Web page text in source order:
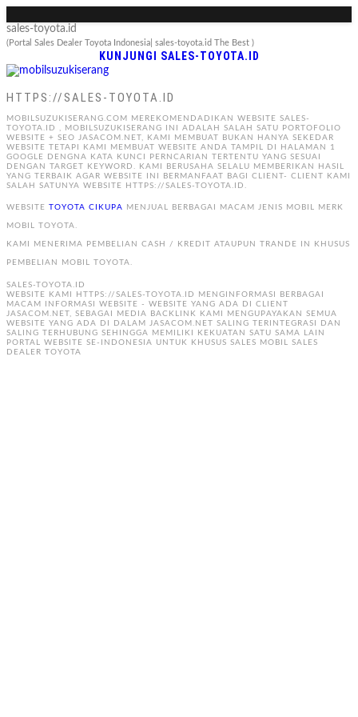
sales-toyota.id
(Portal Sales Dealer Toyota Indonesia| sales-toyota.id The Best )
KUNJUNGI SALES-TOYOTA.ID
HTTPS://SALES-TOYOTA.ID
MOBILSUZUKISERANG.COM MEREKOMENDADIKAN WEBSITE SALES-
TOYOTA.ID , MOBILSUZUKISERANG INI ADALAH SALAH SATU PORTOFOLIO
WEBSITE + SEO JASACOM.NET, KAMI MEMBUAT BUKAN HANYA SEKEDAR
WEBSITE TETAPI KAMI MEMBUAT WEBSITE ANDA TAMPIL DI HALAMAN 1
GOOGLE DENGNA KATA KUNCI PERNCARIAN TERTENTU YANG SESUAI
DENGAN TARGET KEYWORD. KAMI BERUSAHA SELALU MEMBERIKAN HASIL
YANG TERBAIK AGAR WEBSITE INI BERMANFAAT BAGI CLIENT- CLIENT KAMI
SALAH SATUNYA WEBSITE HTTPS://SALES-TOYOTA.ID.
WEBSITE TOYOTA CIKUPA MENJUAL BERBAGAI MACAM JENIS MOBIL MERK
MOBIL TOYOTA.
KAMI MENERIMA PEMBELIAN CASH / KREDIT ATAUPUN TRANDE IN KHUSUS
PEMBELIAN MOBIL TOYOTA.
SALES-TOYOTA.ID
WEBSITE KAMI HTTPS://SALES-TOYOTA.ID MENGINFORMASI BERBAGAI
MACAM INFORMASI WEBSITE - WEBSITE YANG ADA DI CLIENT
JASACOM.NET, SEBAGAI MEDIA BACKLINK KAMI MENGUPAYAKAN SEMUA
WEBSITE YANG ADA DI DALAM JASACOM.NET SALING TERINTEGRASI DAN
SALING TERHUBUNG SEHINGGA MEMILIKI KEKUATAN SATU SAMA LAIN
PORTAL WEBSITE SE-INDONESIA UNTUK KHUSUS SALES MOBIL SALES
DEALER TOYOTA